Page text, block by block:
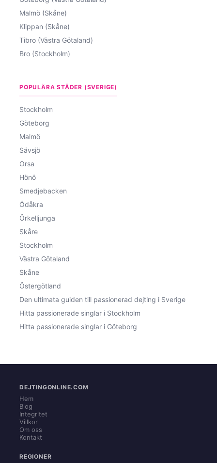
Malmö (Skåne)
Klippan (Skåne)
Tibro (Västra Götaland)
Bro (Stockholm)
POPULÄRA STÄDER (SVERIGE)
Stockholm
Göteborg
Malmö
Sävsjö
Orsa
Hönö
Smedjebacken
Ödåkra
Örkelljunga
Skåre
Stockholm
Västra Götaland
Skåne
Östergötland
Den ultimata guiden till passionerad dejting i Sverige
Hitta passionerade singlar i Stockholm
Hitta passionerade singlar i Göteborg
DEJTINGONLINE.COM
Hem
Blog
Integritet
Villkor
Om oss
Kontakt
REGIONER